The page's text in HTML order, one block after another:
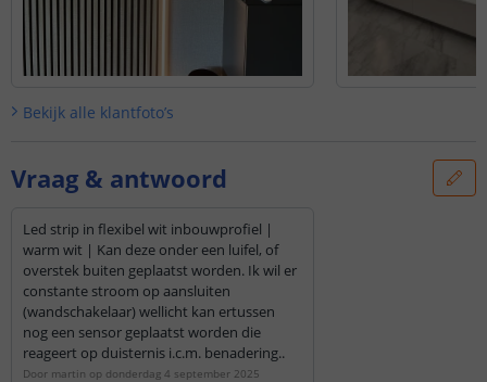
Bekijk alle klantfoto’s
Vraag & antwoord
Led strip in flexibel wit inbouwprofiel |
warm wit | Kan deze onder een luifel, of
overstek buiten geplaatst worden. Ik wil er
constante stroom op aansluiten
(wandschakelaar) wellicht kan ertussen
nog een sensor geplaatst worden die
reageert op duisternis i.c.m. benadering..
Door martin op donderdag 4 september 2025